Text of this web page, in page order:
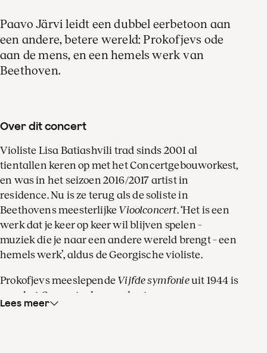
Paavo Järvi leidt een dubbel eerbetoon aan
een andere, betere wereld: Prokofjevs ode
aan de mens, en een hemels werk van
Beethoven.
Over dit concert
Violiste Lisa Batiashvili trad sinds 2001 al
tientallen keren op met het Concertgebouworkest,
en was in het seizoen 2016/2017 artist in
residence. Nu is ze terug als de soliste in
Beethovens meesterlijke Vioolconcert. ‘Het is een
werk dat je keer op keer wil blijven spelen –
muziek die je naar een andere wereld brengt – een
hemels werk’, aldus de Georgische violiste.
Prokofjevs meeslepende Vijfde symfonieuit 1944 is
voor het Concertgebouworkest een waar
sleutelstuk. Eduard van Beinum dirigeerde de
Lees meer